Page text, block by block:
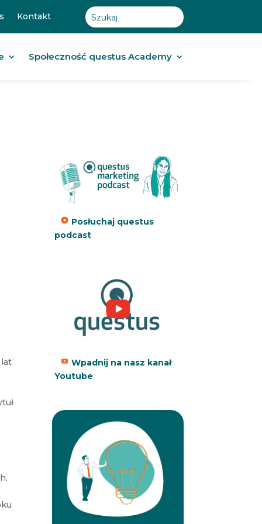
Kontakt
Społeczność questus Academy
lat
Posłuchaj questus
podcast
Wpadnij na nasz kanał
Youtube